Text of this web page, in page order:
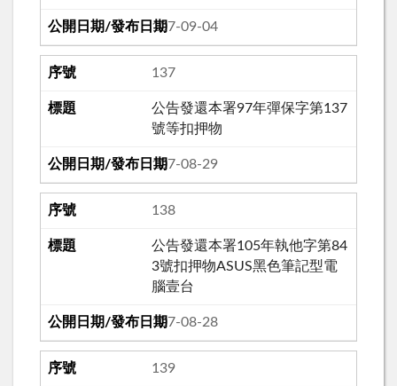
107-09-04
137
公告發還本署97年彈保字第137
號等扣押物
107-08-29
138
公告發還本署105年執他字第84
3號扣押物ASUS黑色筆記型電
腦壹台
107-08-28
139